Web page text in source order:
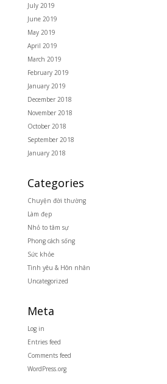
July 2019
June 2019
May 2019
April 2019
March 2019
February 2019
January 2019
December 2018
November 2018
October 2018
September 2018
January 2018
Categories
Chuyện đời thường
Làm đẹp
Nhỏ to tâm sự
Phong cách sống
Sức khỏe
Tình yêu & Hôn nhân
Uncategorized
Meta
Log in
Entries feed
Comments feed
WordPress.org